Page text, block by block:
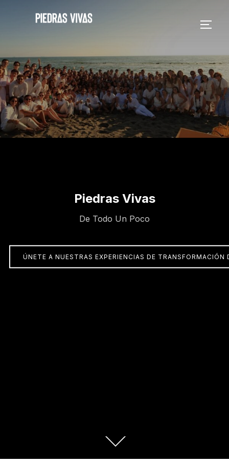
Piedras Vivas
De Todo Un Poco
ÚNETE A NUESTRAS EXPERIENCIAS DE TRANSFORMACIÓN